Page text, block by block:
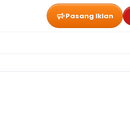
Pasang Iklan